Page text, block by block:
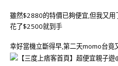
雖然$2880的特價已夠便宜,但我又
花了$2500就到手
幸好當機立斷得早,第二天momo台竟